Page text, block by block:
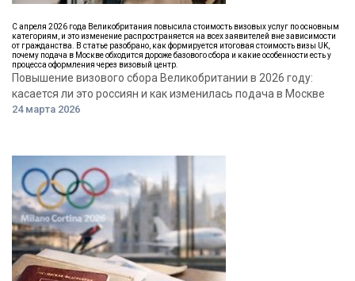
С апреля 2026 года Великобритания повысила стоимость визовых услуг по основным
категориям, и это изменение распространяется на всех заявителей вне зависимости
от гражданства. В статье разобрано, как формируется итоговая стоимость визы UK,
почему подача в Москве обходится дороже базового сбора и какие особенности есть у
процесса оформления через визовый центр.
Повышение визового сбора Великобритании в 2026 году:
касается ли это россиян и как изменилась подача в Москве
24 марта 2026